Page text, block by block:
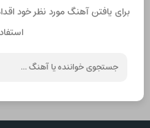
برای یافتن آهنگ مورد نظر خود